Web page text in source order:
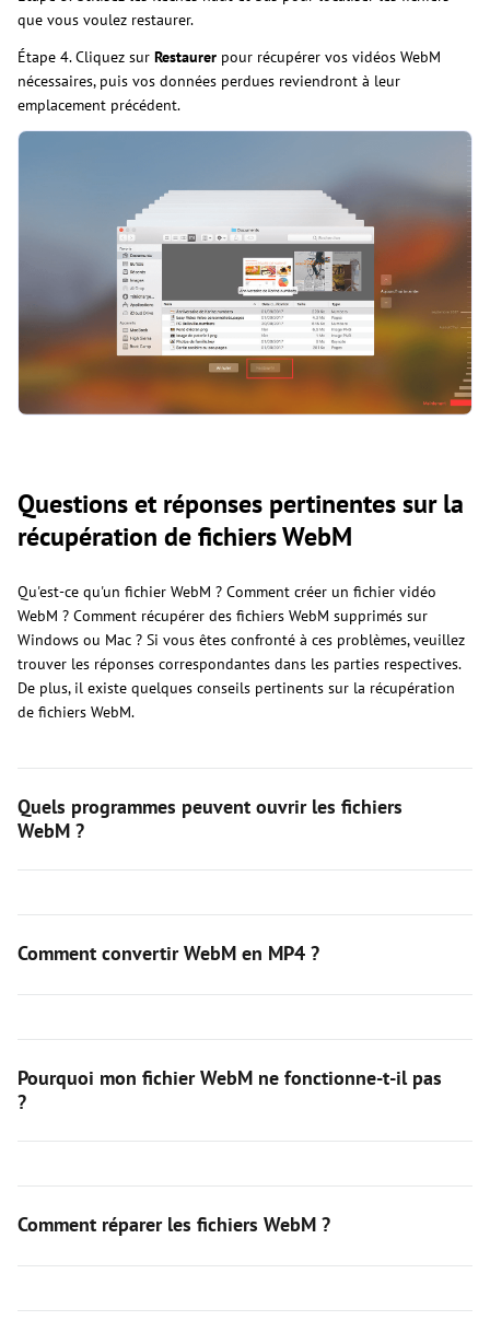
que vous voulez restaurer.
Étape 4. Cliquez sur Restaurer pour récupérer vos vidéos WebM
nécessaires, puis vos données perdues reviendront à leur
emplacement précédent.
Questions et réponses pertinentes sur la
récupération de fichiers WebM
Qu'est-ce qu'un fichier WebM ? Comment créer un fichier vidéo
WebM ? Comment récupérer des fichiers WebM supprimés sur
Windows ou Mac ? Si vous êtes confronté à ces problèmes, veuillez
trouver les réponses correspondantes dans les parties respectives.
De plus, il existe quelques conseils pertinents sur la récupération
de fichiers WebM.
Quels programmes peuvent ouvrir les fichiers
WebM ?
Comment convertir WebM en MP4 ?
Pourquoi mon fichier WebM ne fonctionne-t-il pas
?
Comment réparer les fichiers WebM ?